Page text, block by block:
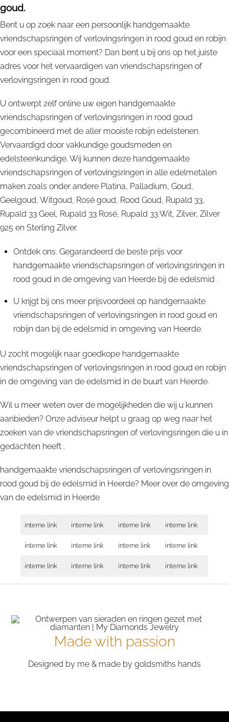
goud.
Bent u op zoek naar een persoonlijk handgemaakte
vriendschapsringen of verlovingsringen in rood goud en robijn
voor een speciaal moment? Dan bent u bij ons op het juiste
adres voor het vervaardigen van vriendschapsringen of
verlovingsringen in rood goud.
U ontwerpt zelf online uw eigen handgemaakte
vriendschapsringen of verlovingsringen in rood goud
gecombineerd met de aller mooiste robijn edelstenen.
Vervaardigd door vakkundige goudsmeden en
edelsteenkundige. Wij kunnen deze handgemaakte
vriendschapsringen of verlovingsringen in alle edelmetalen
maken zoals onder andere Platina, Palladium, Goud,
Geelgoud, Witgoud, Rosé goud, Rood Goud, Rupald 33,
Rupald 33 Geel, Rupald 33 Rosé, Rupald 33 Wit, Zilver, Zilver
925 en Sterling Zilver.
Ontdek ons. Gegarandeerd de beste prijs voor
handgemaakte vriendschapsringen of verlovingsringen in
rood goud in de omgeving van Heerde bij de edelsmid .
U krijgt bij ons meer prijsvoordeel op handgemaakte
vriendschapsringen of verlovingsringen in rood goud en
robijn dan bij de edelsmid in omgeving van Heerde.
U zocht mogelijk naar goedkope handgemaakte
vriendschapsringen of verlovingsringen in rood goud en robijn
in de omgeving van de edelsmid in de buurt van Heerde.
Wil u meer weten over de mogelijkheden die wij u kunnen
aanbieden? Onze adviseur helpt u graag op weg naar het
zoeken van de vriendschapsringen of verlovingsringen die u in
gedachten heeft .
handgemaakte vriendschapsringen of verlovingsringen in
rood goud bij de edelsmid in Heerde? Meer over de omgeving
van de edelsmid in Heerde
interne link interne link interne link interne link
interne link interne link interne link interne link
interne link interne link interne link interne link
Made with passion
Designed by me & made by goldsmiths hands